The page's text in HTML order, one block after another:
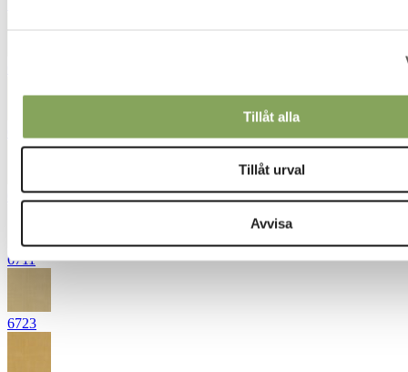
Tillåt alla
Tillåt urval
Avvisa
6531
6711
6723